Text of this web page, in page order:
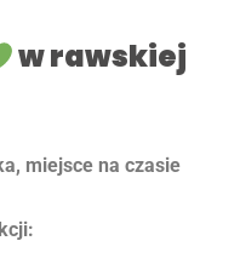
w rawskiej
miejsce na czasie